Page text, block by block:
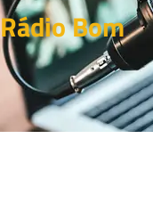
Rádio Bom